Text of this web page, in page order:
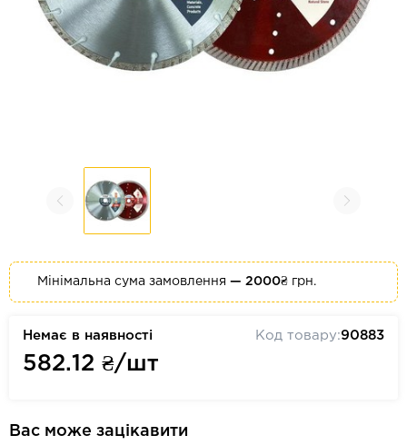
Мінімальна сума замовлення — 2000₴ грн.
Немає в наявності
582.12 ₴/шт
Код товару:90883
Вас може зацікавити